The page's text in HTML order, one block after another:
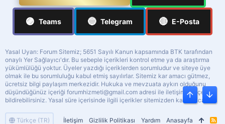
Türkçe (TR) İletişim Gizlilik Politikası Yardım Anasayfa
R
🟣 Teams 🔵 Telegram 🔴 E-Posta
Yasal Uyarı: Forum Sitemiz; 5651 Sayılı Kanun kapsamında BTK tarafından
onaylı Yer Sağlayıcı'dır. Bu sebeple içerikleri kontrol etme ya da araştırma
yükümlülüğü yoktur. Üyeler yazdığı içeriklerden sorumludur ve siteye üye
olmak ile bu sorumluluğu kabul etmiş sayılırlar. Sitemiz kar amacı gütmez,
ücretsiz bilgi paylaşım merkezidir. Hukuka ve mevzuata aykırı olduğunu
düşündüğünüz içeriği forumhizmeti@gmail.com adresi ile iletişime geçerek
bildirebilirsiniz. Yasal süre içerisinde ilgili içerikler sitemizden kaldırılacaktır.
Üst Alt